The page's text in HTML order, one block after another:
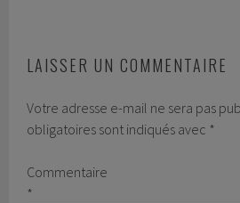
LAISSER UN COMMENTAIRE
Votre adresse e-mail ne sera pas
obligatoires sont indiqués avec *
Commentaire
*